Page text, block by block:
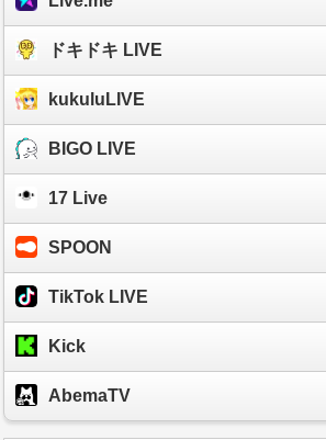
ドキドキ LIVE
kukuluLIVE
BIGO LIVE
17 Live
SPOON
TikTok LIVE
Kick
AbemaTV